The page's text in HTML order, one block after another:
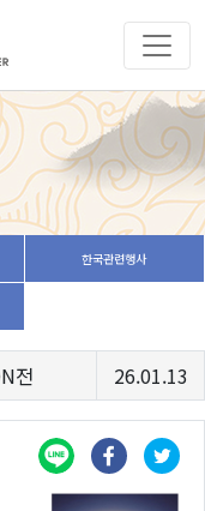
한국관련행사
전 26.01.13